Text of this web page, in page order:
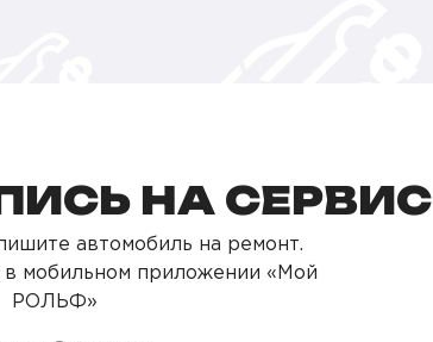
НА СЕРВИС
автомобиль на ремонт.
в мобильном приложении «Мой
РОЛЬФ»